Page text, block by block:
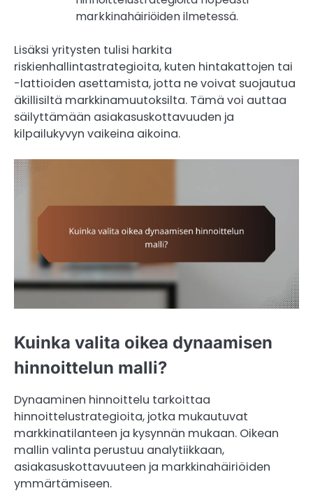
markkinahäiriöiden ilmetessä.
Lisäksi yritysten tulisi harkita
riskienhallintastrategioita, kuten hintakattojen tai
-lattioiden asettamista, jotta ne voivat suojautua
äkillisiltä markkinamuutoksilta. Tämä voi auttaa
säilyttämään asiakasuskottavuuden ja
kilpailukyvyn vaikeina aikoina.
Kuinka valita oikea dynaamisen
hinnoittelun malli?
Dynaaminen hinnoittelu tarkoittaa
hinnoittelustrategioita, jotka mukautuvat
markkinatilanteen ja kysynnän mukaan. Oikean
mallin valinta perustuu analytiikkaan,
asiakasuskottavuuteen ja markkinahäiriöiden
ymmärtämiseen.